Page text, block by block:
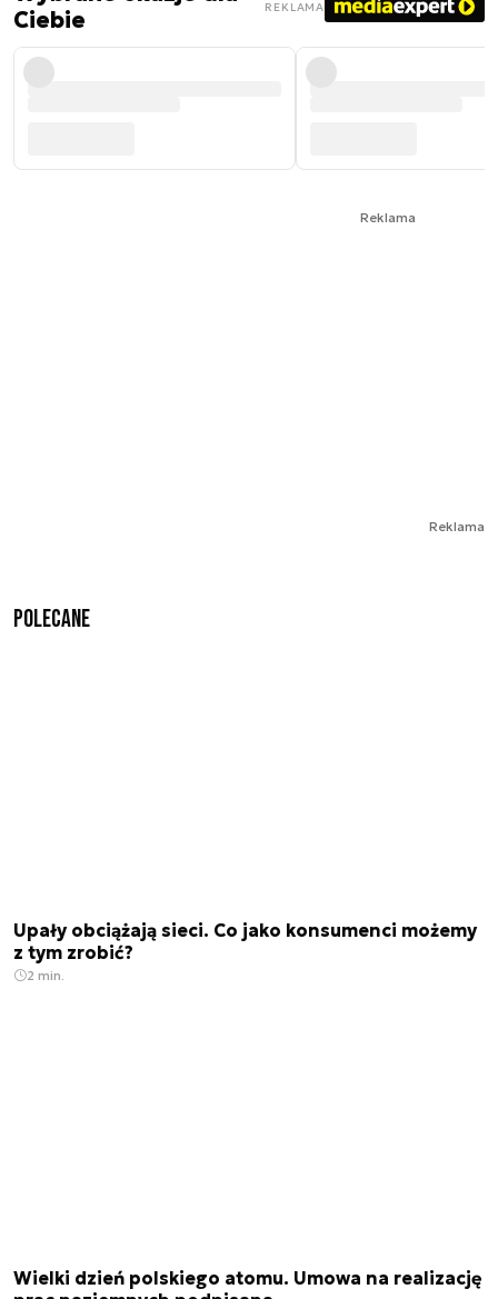
Ciebie
REKLAMA
Reklama
Reklama
Polecane
Upały obciążają sieci. Co jako konsumenci możemy
z tym zrobić?
2 min.
Wielki dzień polskiego atomu. Umowa na realizację